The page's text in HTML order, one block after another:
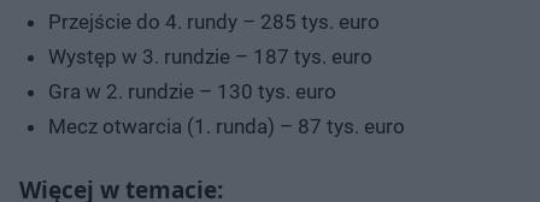
Przejście do 4. rundy – 285 tys. euro
Występ w 3. rundzie – 187 tys. euro
Gra w 2. rundzie – 130 tys. euro
Mecz otwarcia (1. runda) – 87 tys. euro